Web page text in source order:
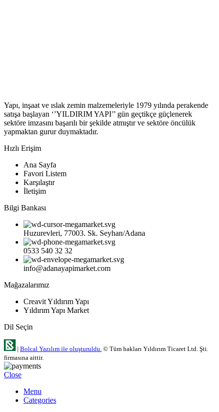
Yapı, inşaat ve ıslak zemin malzemeleriyle 1979 yılında perakende
satışa başlayan ‘’YILDIRIM YAPI’’ gün geçtikçe güçlenerek
sektöre imzasını başarılı bir şekilde atmıştır ve sektöre öncülük
yapmaktan gurur duymaktadır.
Hızlı Erişim
Ana Sayfa
Favori Listem
Karşılaştır
İletişim
Bilgi Bankası
Huzurevleri, 77003. Sk. Seyhan/Adana
0533 540 32 32
info@adanayapimarket.com
Mağazalarımız
Creavit Yıldırım Yapı
Yıldırım Yapı Market
Dil Seçin
| Bolcal Yazılım ile oluşturuldu. © Tüm hakları Yıldırım Ticaret Ltd. Şti.
firmasına aittir.
Close
Menu
Categories